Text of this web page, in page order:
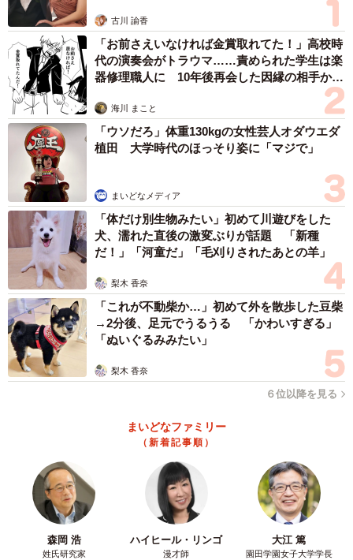
古川 諭香
「お前さえいなければ金賞取れてた！」高校時
代の演奏会がトラウマ……責められた学生は楽
器修理職人に 10年後再会した因縁の相手から
海川 まこと
「ウソだろ」体重130kgの女性芸人オダウエダ
植田 大学時代のほっそり姿に「マジで」
まいどなメディア
「体だけ別生物みたい」初めて川遊びをした
犬、濡れた直後の激変ぶりが話題 「新種
だ！」「河童だ」「毛刈りされたあとの羊」
梨木 香奈
「これが不動柴か…」初めて外を散歩した豆柴
→2分後、足元でうるうる 「かわいすぎる」
「ぬいぐるみみたい」
梨木 香奈
６位以降を見る
まいどなファミリー
（新着記事順）
森岡 浩
姓氏研究家
ハイヒール・リンゴ
漫才師
大江 篤
園田学園女子大学学長